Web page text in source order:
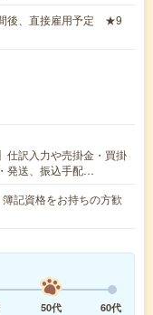
後、直接雇用予定 ★9
仕訳入力や売掛金・買掛
発送、振込手配…
記資格をお持ちの方歓
50代 60代